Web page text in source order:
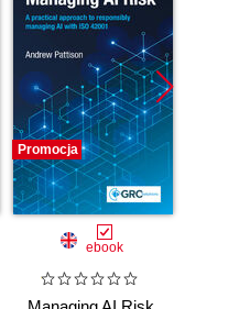
Promocja
ebook